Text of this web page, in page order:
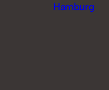
Hamburg